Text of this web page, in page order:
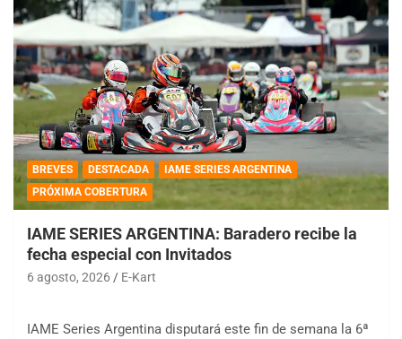
BREVES DESTACADA
IAME SERIES ARGENTINA
PRÓXIMA COBERTURA
IAME SERIES ARGENTINA: Baradero recibe la
fecha especial con Invitados
6 agosto, 2026 E-Kart
IAME Series Argentina disputará este fin de semana la 6ª